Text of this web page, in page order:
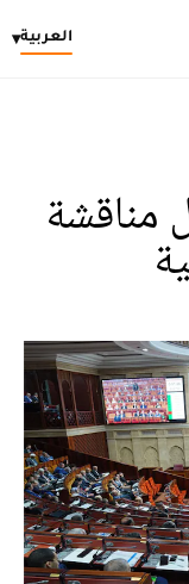
العربية▾
مناقشة